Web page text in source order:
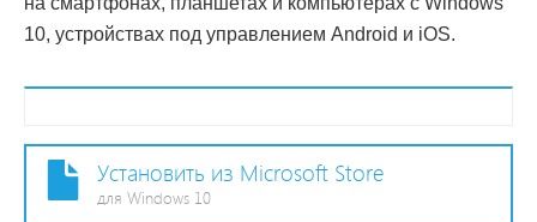
10, устройствах под управлением Android и iOS.
Установить из Microsoft Store
для Windows 10